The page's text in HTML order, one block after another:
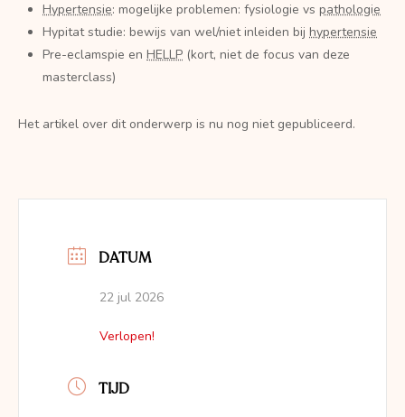
Hypertensie: mogelijke problemen: fysiologie vs pathologie
Hypitat studie: bewijs van wel/niet inleiden bij hypertensie
Pre-eclamspie en HELLP (kort, niet de focus van deze
masterclass)
Het artikel over dit onderwerp is nu nog niet gepubliceerd.
DATUM
22 jul 2026
Verlopen!
TIJD